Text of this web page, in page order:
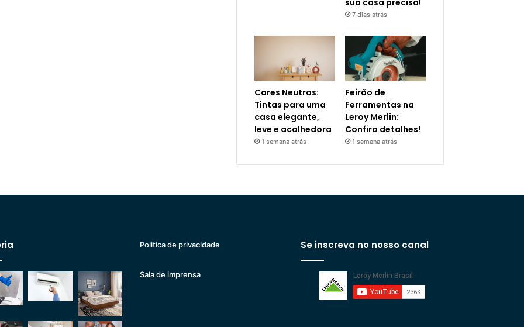
7 dias atrás
Cores Neutras:
Tintas para uma
casa elegante,
leve e acolhedora
1 semana atrás
Feirão de
Ferramentas na
Leroy Merlin:
Confira detalhes!
1 semana atrás
Politica de privacidade
Sala de imprensa
Se inscreva no nosso canal